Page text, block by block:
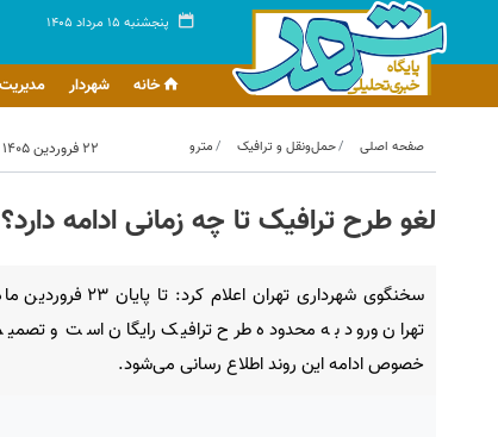
پنجشنبه ۱۵ مرداد ۱۴۰۵
خانه شهردار
صفحه اصلی حمل‌ونقل و ترافیک مترو ۲۲ فروردین ۱۴۰۵ - ۱۲:۴۲
لغو طرح ترافیک تا چه زمانی ادامه دارد؟
سخنگوی شهرداری تهران اعلام کرد: تا
تهران ورود به محدوده طرح ترافیک رایگان است و
خصوص ادامه این روند اطلاع رسانی می‌شود.